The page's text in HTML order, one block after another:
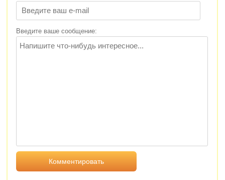
Введите ваше сообщение: